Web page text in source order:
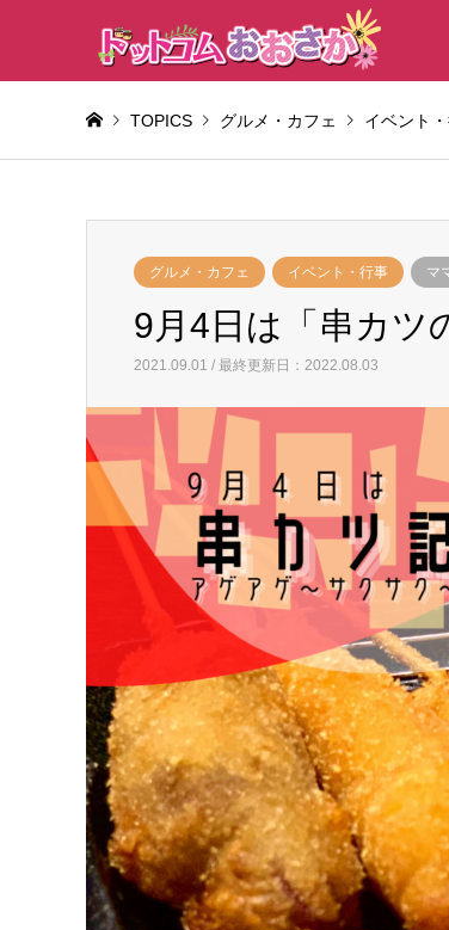
TOPICS グルメ・カフェ イベント
グルメ・カフェ イベント・行事 マ
9月4日は「串カ
2021.09.01 / 最終更新日：2022.08.03